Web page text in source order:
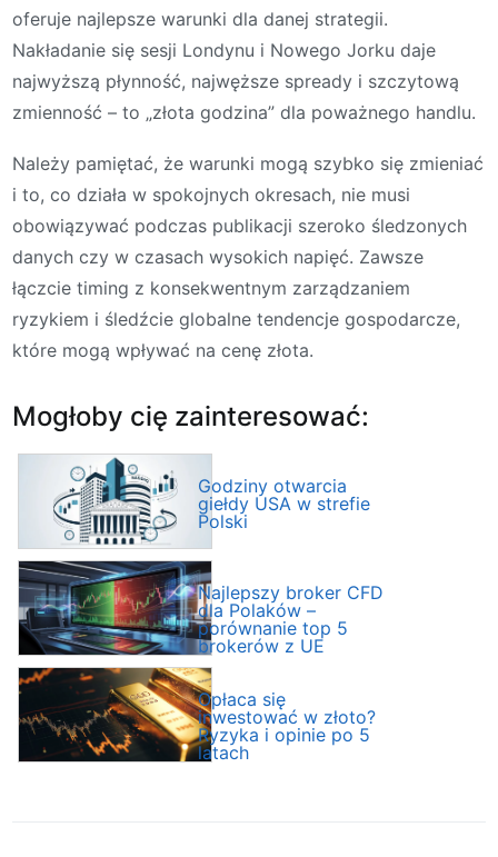
oferuje najlepsze warunki dla danej strategii.
Nakładanie się sesji Londynu i Nowego Jorku daje
najwyższą płynność, najwęższe spready i szczytową
zmienność – to „złota godzina” dla poważnego handlu.
Należy pamiętać, że warunki mogą szybko się zmieniać
i to, co działa w spokojnych okresach, nie musi
obowiązywać podczas publikacji szeroko śledzonych
danych czy w czasach wysokich napięć. Zawsze
łączcie timing z konsekwentnym zarządzaniem
ryzykiem i śledźcie globalne tendencje gospodarcze,
które mogą wpływać na cenę złota.
Mogłoby cię zainteresować:
Godziny otwarcia
giełdy USA w strefie
Polski
Najlepszy broker CFD
dla Polaków –
porównanie top 5
brokerów z UE
Opłaca się
inwestować w złoto?
Ryzyka i opinie po 5
latach